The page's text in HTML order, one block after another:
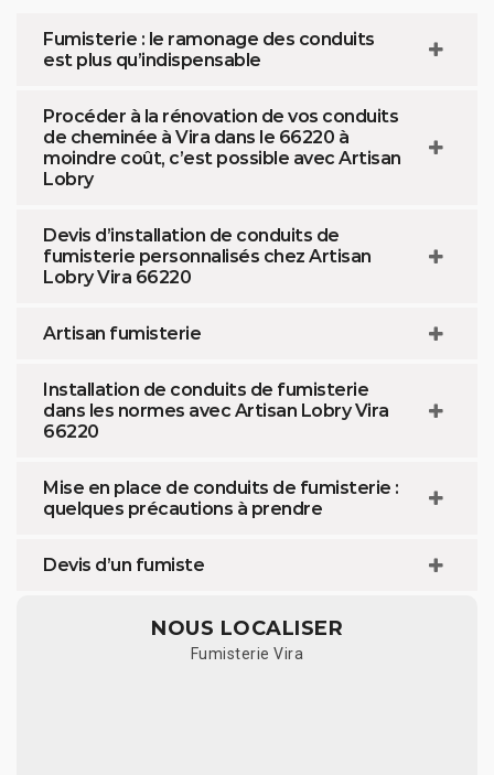
Fumisterie : le ramonage des conduits
est plus qu’indispensable
Procéder à la rénovation de vos conduits
de cheminée à Vira dans le 66220 à
moindre coût, c’est possible avec Artisan
Lobry
Devis d’installation de conduits de
fumisterie personnalisés chez Artisan
Lobry Vira 66220
Artisan fumisterie
Installation de conduits de fumisterie
dans les normes avec Artisan Lobry Vira
66220
Mise en place de conduits de fumisterie :
quelques précautions à prendre
Devis d’un fumiste
NOUS LOCALISER
Fumisterie Vira